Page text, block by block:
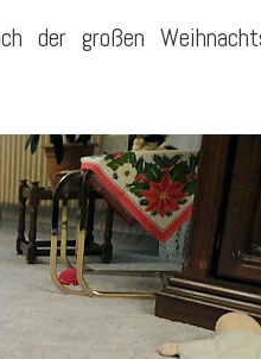
der großen